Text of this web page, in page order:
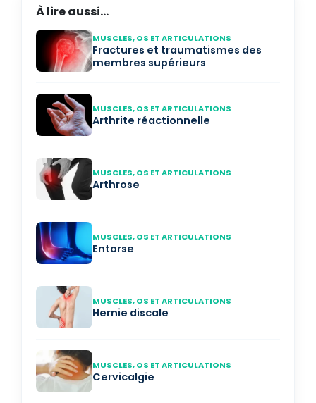
À lire aussi...
MUSCLES, OS ET ARTICULATIONS
Fractures et traumatismes des
membres supérieurs
MUSCLES, OS ET ARTICULATIONS
Arthrite réactionnelle
MUSCLES, OS ET ARTICULATIONS
Arthrose
MUSCLES, OS ET ARTICULATIONS
Entorse
MUSCLES, OS ET ARTICULATIONS
Hernie discale
MUSCLES, OS ET ARTICULATIONS
Cervicalgie